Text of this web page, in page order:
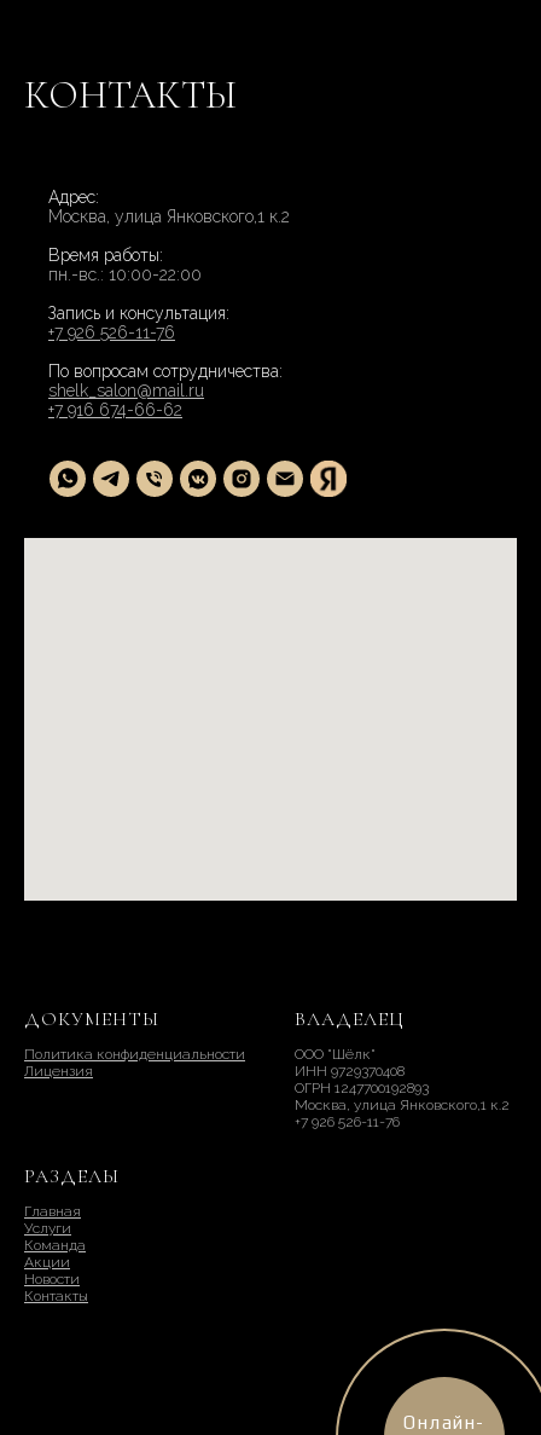
КОНТАКТЫ
Адрес:
Москва, улица Янковского,1 к.2
Время работы:
пн.-вс.: 10:00-22:00
Запись и консультация:
+7 926 526-11-76
По вопросам сотрудничества:
shelk_salon@mail.ru
+7 916 674-66-62
ДОКУМЕНТЫ
Политика конфиденциальности
Лицензия
ВЛАДЕЛЕЦ
ООО "Шёлк"
ИНН 9729370408
ОГРН 1247700192893
Москва, улица Янковского,1 к.2
+7 926 526-11-76
РАЗДЕЛЫ
Главная
Услуги
Команда
Акции
Новости
Контакты
Онлайн-